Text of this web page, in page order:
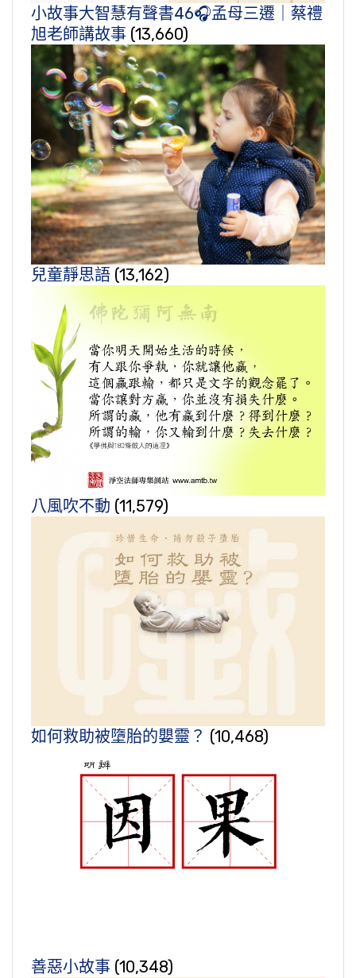
小故事大智慧有聲書46🎧孟母三遷｜蔡禮
旭老師講故事 (13,660)
兒童靜思語 (13,162)
八風吹不動 (11,579)
如何救助被墮胎的嬰靈？ (10,468)
善惡小故事 (10,348)